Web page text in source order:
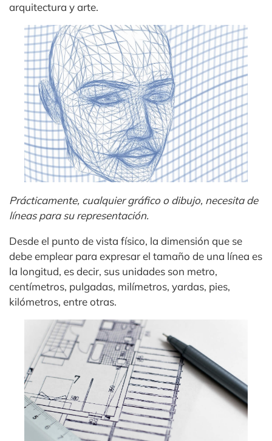
arquitectura y arte.
Prácticamente, cualquier gráfico o dibujo, necesita de
líneas para su representación.
Desde el punto de vista físico, la dimensión que se
debe emplear para expresar el tamaño de una línea es
la longitud, es decir, sus unidades son metro,
centímetros, pulgadas, milímetros, yardas, pies,
kilómetros, entre otras.